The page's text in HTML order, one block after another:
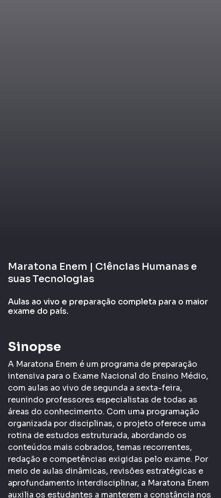
Maratona Enem | Ciências Humanas e
suas Tecnologias
Aulas ao vivo e preparação completa para o maior
exame do país.
Sinopse
A Maratona Enem é um programa de preparação
intensiva para o Exame Nacional do Ensino Médio,
com aulas ao vivo de segunda a sexta-feira,
reunindo professores especialistas de todas as
áreas do conhecimento. Com uma programação
organizada por disciplinas, o projeto oferece uma
rotina de estudos estruturada, abordando os
conteúdos mais cobrados, temas recorrentes,
redação e competências exigidas pelo exame. Por
meio de aulas dinâmicas, revisões estratégicas e
aprofundamento interdisciplinar, a Maratona Enem
auxilia os estudantes a manterem a constância nos